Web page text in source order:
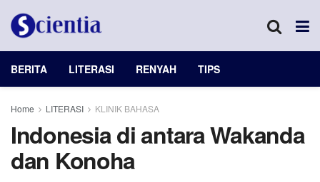
BERITA LITERASI RENYAH TIPS
Home LITERASI KLINIK BAHASA
Indonesia di antara Wakanda
dan Konoha